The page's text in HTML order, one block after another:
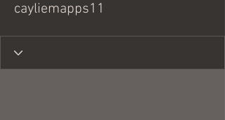
cayliemapps11